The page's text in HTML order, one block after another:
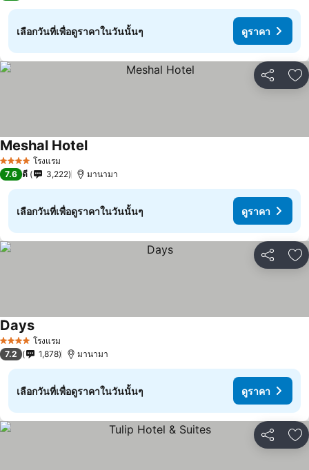
เลือกวันที่เพื่อดูราคาในวันนั้นๆ ดูราคา
แชร์ เ
4 ดาว โรงแรม
Meshal Hotel
7.6 ดี 3,222 มานามา
เลือกวันที่เพื่อดูราคาในวันนั้นๆ ดูราคา
แชร์ เ
4 ดาว โรงแรม
Days
7.2 1,878 มานามา
เลือกวันที่เพื่อดูราคาในวันนั้นๆ ดูราคา
แชร์ เ